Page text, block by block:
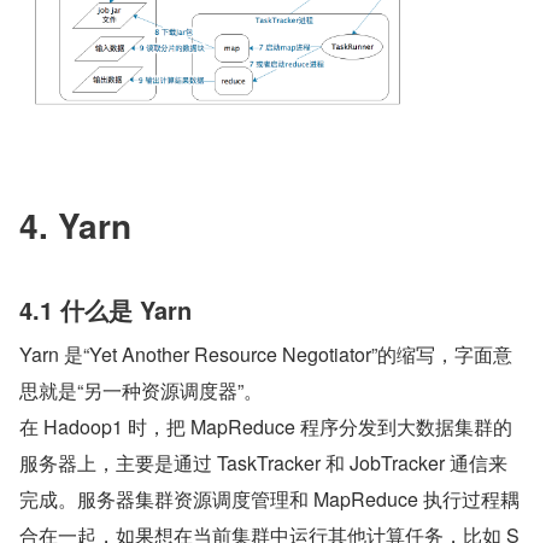
4. Yarn
4.1 什么是 Yarn
Yarn 是“Yet Another Resource Negotiator”的缩写，字面意
思就是“另一种资源调度器”。
在 Hadoop1 时，把 MapReduce 程序分发到大数据集群的
服务器上，主要是通过 TaskTracker 和 JobTracker 通信来
完成。服务器集群资源调度管理和 MapReduce 执行过程耦
合在一起，如果想在当前集群中运行其他计算任务，比如 S